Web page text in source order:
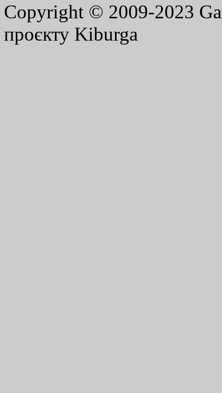
Copyright © 2009-2023
проєкту Kiburga